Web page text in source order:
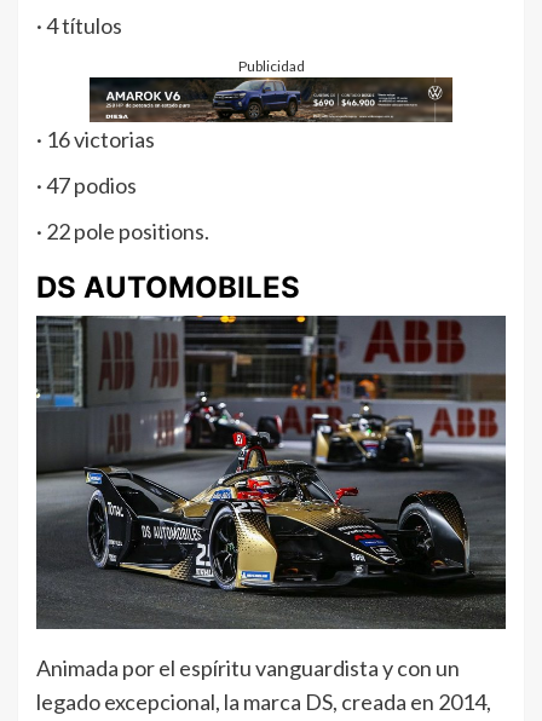
· 4 títulos
Publicidad
· 16 victorias
· 47 podios
· 22 pole positions.
DS AUTOMOBILES
Animada por el espíritu vanguardista y con un
legado excepcional, la marca DS, creada en 2014,